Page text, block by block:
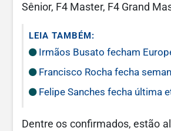
Sênior, F4 Master, F4 Grand
LEIA TAMBÉM:
Irmãos Busato fecham
Francisco Rocha fecha
Felipe Sanches fecha última
Dentre os confirmados, estão